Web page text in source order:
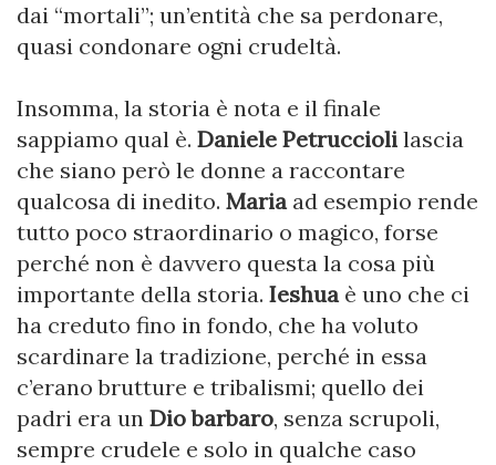
dai “mortali”; un’entità che sa perdonare,
quasi condonare ogni crudeltà.
Insomma, la storia è nota e il finale
sappiamo qual è. Daniele Petruccioli lascia
che siano però le donne a raccontare
qualcosa di inedito. Mariaad esempio rende
tutto poco straordinario o magico, forse
perché non è davvero questa la cosa più
importante della storia. Ieshuaè uno che ci
ha creduto fino in fondo, che ha voluto
scardinare la tradizione, perché in essa
c’erano brutture e tribalismi; quello dei
padri era un Dio barbaro, senza scrupoli,
sempre crudele e solo in qualche caso